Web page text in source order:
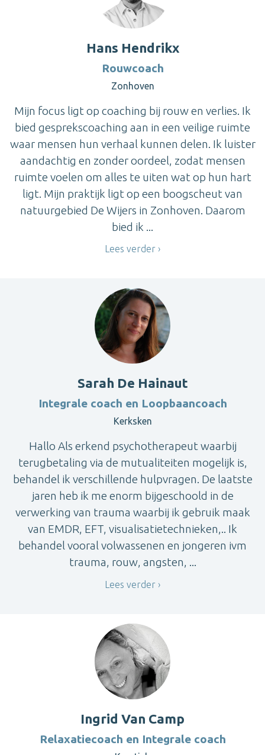
Hans Hendrikx
Rouwcoach
Zonhoven
Mijn focus ligt op coaching bij rouw en verlies. Ik
bied gesprekscoaching aan in een veilige ruimte
waar mensen hun verhaal kunnen delen. Ik luister
aandachtig en zonder oordeel, zodat mensen
ruimte voelen om alles te uiten wat op hun hart
ligt. Mijn praktijk ligt op een boogscheut van
natuurgebied De Wijers in Zonhoven. Daarom
bied ik ...
Lees verder
Sarah De Hainaut
Integrale coach en Loopbaancoach
Kerksken
Hallo Als erkend psychotherapeut waarbij
terugbetaling via de mutualiteiten mogelijk is,
behandel ik verschillende hulpvragen. De laatste
jaren heb ik me enorm bijgeschoold in de
verwerking van trauma waarbij ik gebruik maak
van EMDR, EFT, visualisatietechnieken,.. Ik
behandel vooral volwassenen en jongeren ivm
trauma, rouw, angsten, ...
Lees verder
Ingrid Van Camp
Relaxatiecoach en Integrale coach